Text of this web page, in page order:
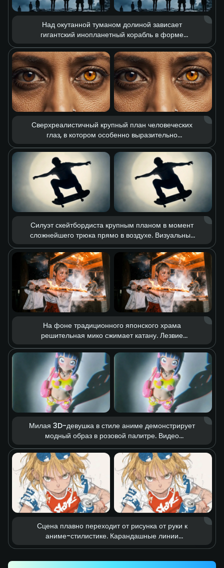
Над окутанной туманом долиной зависает
гигантский инопланетный корабль в форме
зловещие зелёные лучи энергии, а люди внизу с
тревогой наблюдают за происходящим. Мрачная
композиция, тревожный свет и ощущение
неизвестности создают атмосферу
фантастического триллера.
Сверхреалистичный крупный план человеческих
глаз, в котором особенно выразительно
карий, другой золотистый. Камера передаёт
мельчайшие детали — текстуру кожи, поры, едва
заметное дрожание ресниц. Благодаря
драматичной игре света весь спектр глубоких и
сложных эмоций читается в одном только взгляде.
Силуэт скейтбордиста крупным планом в момент
сложнейшего трюка прямо в воздухе. Визуальный
граффити-скетчи на фоне мощного круглого
прожектора. Замедленное движение подчёркивает
каждую деталь прыжка, передавая дерзкую
уличную энергию и винтажную фактуру кадра.
На фоне традиционного японского храма
решительная мико сжимает катану. Лезвие
искры и клубится дым. Кинематографичный свет
усиливает напряжение перед схваткой,
превращая сцену в кадр из масштабного экшен-
фильма.
Милая 3D-девушка в стиле аниме демонстрирует
модный образ в розовой палитре. Видео
в форме сердечек и элементы одежды парят в
воздухе, словно оживая. Мягкий студийный свет и
насыщенные цвета создают мечтательную,
нежную и живую fashion-атмосферу.
Сцена плавно переходит от рисунка от руки к
аниме-стилистике. Карандашные линии